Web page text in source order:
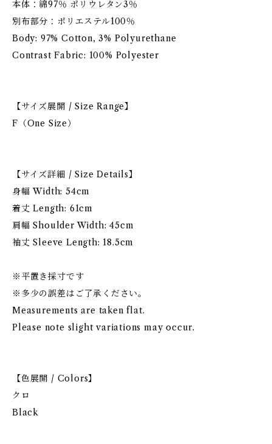
本体：綿97％ ポリウレタン3％
別布部分：ポリエステル100％
Body: 97% Cotton, 3% Polyurethane
Contrast Fabric: 100% Polyester
【サイズ展開 / Size Range】
F（One Size）
【サイズ詳細 / Size Details】
身幅 Width: 54cm
着丈 Length: 61cm
肩幅 Shoulder Width: 45cm
袖丈 Sleeve Length: 18.5cm
※平置き採寸です
※多少の誤差はご了承ください。
Measurements are taken flat.
Please note slight variations may occur.
【色展開 / Colors】
クロ
Black